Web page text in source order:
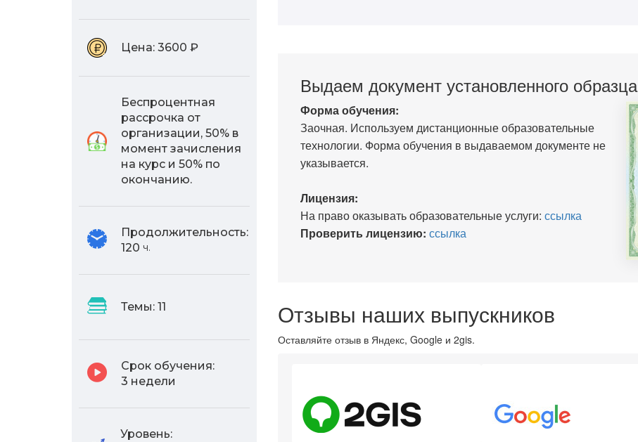
Цена: 3600 ₽
Беспроцентная
рассрочка от
организации, 50% в
момент зачисления
на курс и 50% по
окончанию.
Продолжительность:
120 ч.
Темы: 11
Срок обучения:
3 недели
Уровень:
Выдаем документ установленного образца
Форма обучения:
Заочная. Используем дистанционные образовательные
технологии. Форма обучения в выдаваемом документе не
указывается.
Лицензия:
На право оказывать образовательные услуги: ссылка
Проверить лицензию: ссылка
Отзывы наших выпускников
Оставляйте отзыв в Яндекс, Google и 2gis.